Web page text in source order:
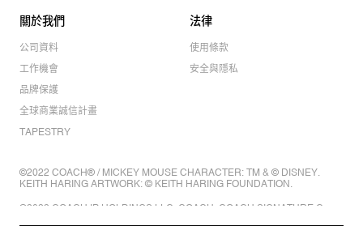
關於我們
公司資料
工作機會
品牌保護
全球商業誠信計畫
TAPESTRY
法律
使用條款
安全與隱私
©2022 COACH® / MICKEY MOUSE CHARACTER: TM & © DISNEY.
KEITH HARING ARTWORK: © KEITH HARING FOUNDATION.
©2022 COACH IP HOLDINGS LLC. COACH, COACH SIGNATURE C